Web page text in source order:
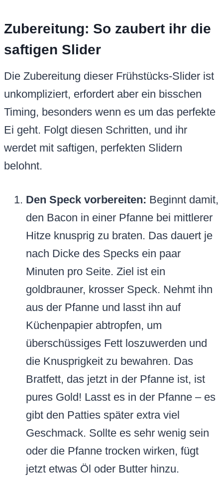
Zubereitung: So zaubert ihr die
saftigen Slider
Die Zubereitung dieser Frühstücks-Slider ist
unkompliziert, erfordert aber ein bisschen
Timing, besonders wenn es um das perfekte
Ei geht. Folgt diesen Schritten, und ihr
werdet mit saftigen, perfekten Slidern
belohnt.
Den Speck vorbereiten: Beginnt damit,
den Bacon in einer Pfanne bei mittlerer
Hitze knusprig zu braten. Das dauert je
nach Dicke des Specks ein paar
Minuten pro Seite. Ziel ist ein
goldbrauner, krosser Speck. Nehmt ihn
aus der Pfanne und lasst ihn auf
Küchenpapier abtropfen, um
überschüssiges Fett loszuwerden und
die Knusprigkeit zu bewahren. Das
Bratfett, das jetzt in der Pfanne ist, ist
pures Gold! Lasst es in der Pfanne – es
gibt den Patties später extra viel
Geschmack. Sollte es sehr wenig sein
oder die Pfanne trocken wirken, fügt
jetzt etwas Öl oder Butter hinzu.